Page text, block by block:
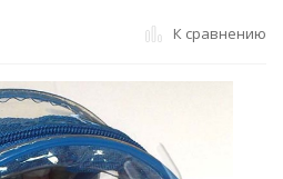
К сравнению